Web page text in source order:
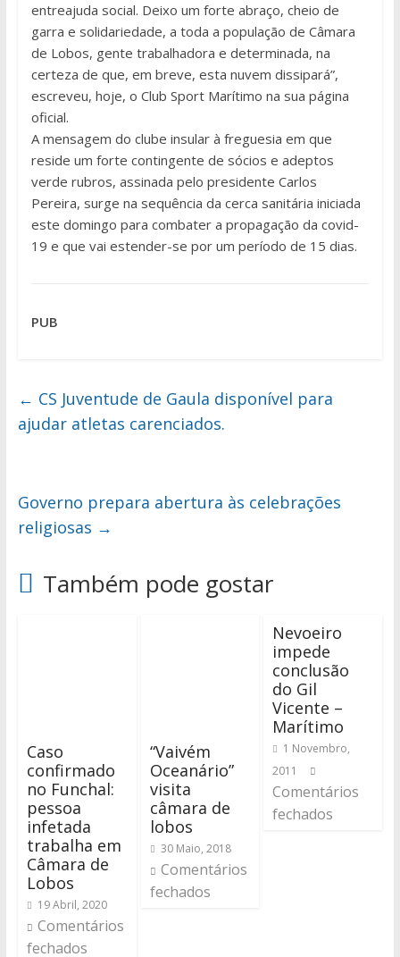
entreajuda social. Deixo um forte abraço, cheio de
garra e solidariedade, a toda a população de Câmara
de Lobos, gente trabalhadora e determinada, na
certeza de que, em breve, esta nuvem dissipará”,
escreveu, hoje, o Club Sport Marítimo na sua página
oficial.
A mensagem do clube insular à freguesia em que
reside um forte contingente de sócios e adeptos
verde rubros, assinada pelo presidente Carlos
Pereira, surge na sequência da cerca sanitária iniciada
este domingo para combater a propagação da covid-
19 e que vai estender-se por um período de 15 dias.
PUB
← CS Juventude de Gaula disponível para
ajudar atletas carenciados.
Governo prepara abertura às celebrações
religiosas →
Também pode gostar
Caso
confirmado
no Funchal:
pessoa
infetada
trabalha em
Câmara de
Lobos
19 Abril, 2020
Comentários
fechados
“Vaivém
Oceanário”
visita
câmara de
lobos
30 Maio, 2018
Comentários
fechados
Nevoeiro
impede
conclusão
do Gil
Vicente –
Marítimo
1 Novembro,
2011
Comentários
fechados